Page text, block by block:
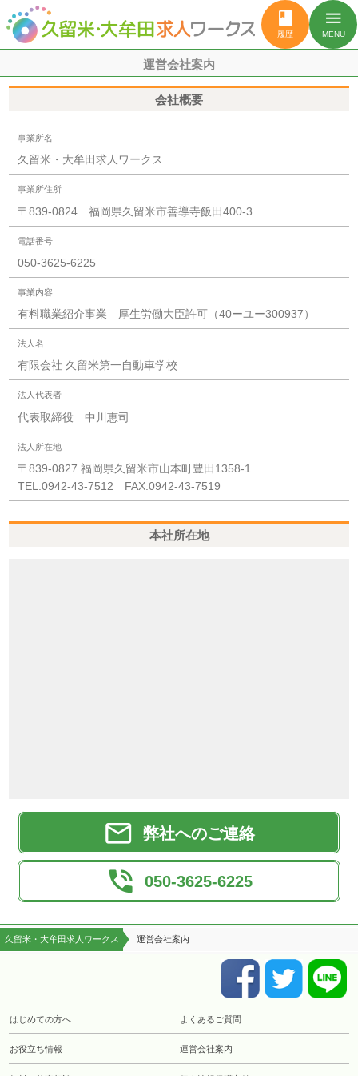
book
履歴
menu
MENU
運営会社案内
会社概要
事業所名
久留米・大牟田求人ワークス
事業所住所
〒839-0824 福岡県久留米市善導寺飯田400-3
電話番号
050-3625-6225
事業内容
有料職業紹介事業 厚生労働大臣許可（40ーユー300937）
法人名
有限会社 久留米第一自動車学校
法人代表者
代表取締役 中川恵司
法人所在地
〒839-0827 福岡県久留米市山本町豊田1358-1
TEL.0942-43-7512 FAX.0942-43-7519
本社所在地
 弊社へのご連絡
 050-3625-6225
久留米・大牟田求人ワークス 運営会社案内
はじめての方へ よくあるご質問
お役立ち情報 運営会社案内